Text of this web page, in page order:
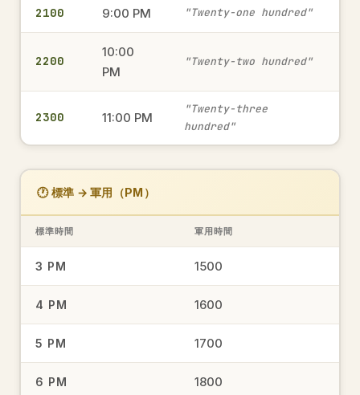
1820 6:20 PM
230
軍用時間
1805
0645 → 6:45 AM
2100 9:00 PM "Twenty-one hundred"
2200
10:00
PM
"Twenty-two hundred"
2300 11:00 PM
"Twenty-three
hundred"
🕐 標準 → 軍用（PM）
標準時間 軍用時間
3 PM 1500
4 PM 1600
5 PM 1700
6 PM 1800